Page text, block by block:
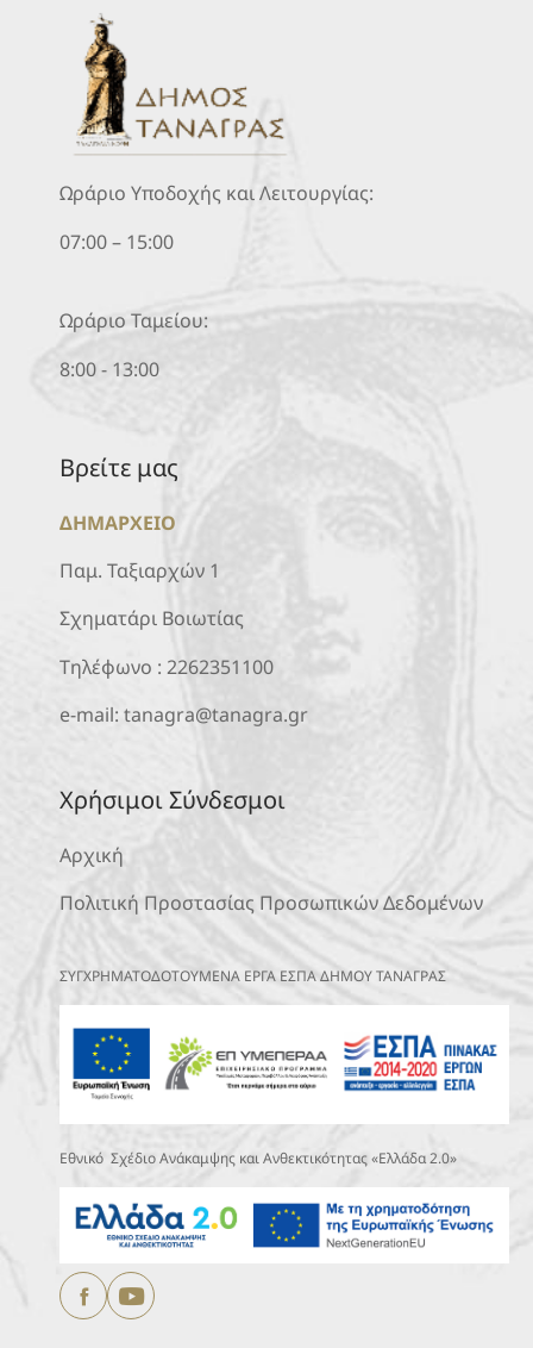
Ωράριο Υποδοχής και Λειτουργίας:
07:00 – 15:00
Ωράριο Ταμείου:
8:00 - 13:00
Βρείτε μας
ΔΗΜΑΡΧΕΙΟ
Παμ. Ταξιαρχών 1
Σχηματάρι Βοιωτίας
Τηλέφωνο : 2262351100
e-mail: tanagra@tanagra.gr
Χρήσιμοι Σύνδεσμοι
Αρχική
Πολιτική Προστασίας Προσωπικών Δεδομένων
ΣΥΓΧΡΗΜΑΤΟΔΟΤΟΥΜΕΝΑ ΕΡΓΑ ΕΣΠΑ ΔΗΜΟΥ ΤΑΝΑΓΡΑΣ
Εθνικό Σχέδιο Ανάκαμψης και Ανθεκτικότητας «Ελλάδα 2.0»